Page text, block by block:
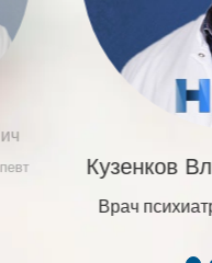
Кузенков
Врач